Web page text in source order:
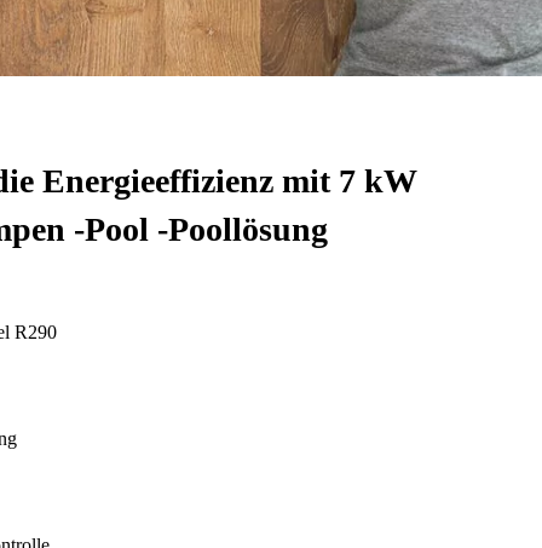
Energieeffizienz mit 7 kW
-Pool -Poollösung
R290